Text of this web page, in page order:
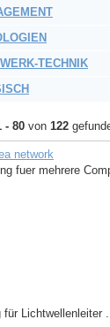
TECHNIK
- 80 von 122
network
fuer mehrere
für Lichtwellenleiter